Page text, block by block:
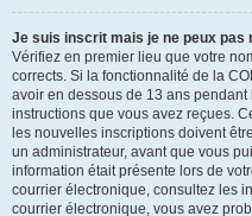
Je suis inscrit mais je ne peux pas
Vérifiez en premier lieu que votre
corrects. Si la fonctionnalité de la
avoir en dessous de 13 ans
instructions que vous avez reçues.
les nouvelles inscriptions doivent
un administrateur, avant que vous
information était présente lors de
courrier électronique, consultez les
courrier électronique, vous avez